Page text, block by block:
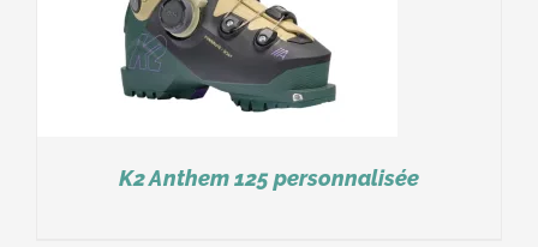
K2 Anthem 125 personnalisée